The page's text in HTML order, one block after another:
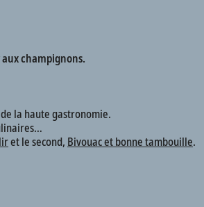
champignons.
la haute gastronomie.
et le second, Bivouac et bonne tambouille.